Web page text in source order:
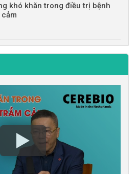
khó khăn trong điều trị bệnh